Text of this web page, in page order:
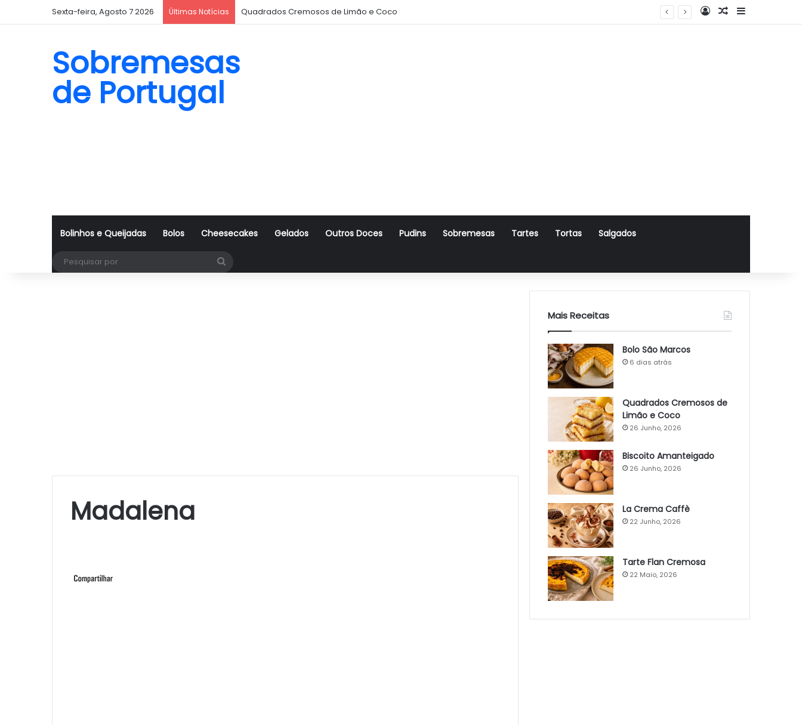
Sexta-feira, Agosto 7 2026 Últimas Notícias Quadrados Cremosos de Limão e Coco Log InArtigo Aleatório
Sidebar
Sobremesas
de Portugal
Bolinhos e Queijadas Bolos Cheesecakes Gelados Outros Doces Pudins Sobremesas Tartes Tortas Salgados
Madalena
Mais Receitas
Bolo São Marcos
6 dias atrás
Quadrados Cremosos de
Limão e Coco
26 Junho, 2026
Biscoito Amanteigado
26 Junho, 2026
La Crema Caffè
22 Junho, 2026
Tarte Flan Cremosa
22 Maio, 2026